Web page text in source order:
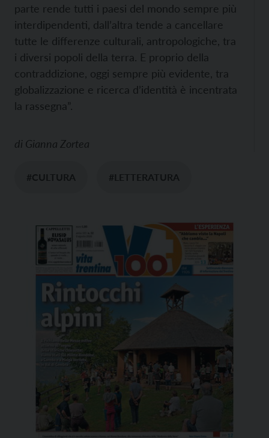
parte rende tutti i paesi del mondo sempre più
interdipendenti, dall’altra tende a cancellare
tutte le differenze culturali, antropologiche, tra
i diversi popoli della terra. E proprio della
contraddizione, oggi sempre più evidente, tra
globalizzazione e ricerca d’identità è incentrata
la rassegna”.
di Gianna Zortea
#CULTURA #LETTERATURA